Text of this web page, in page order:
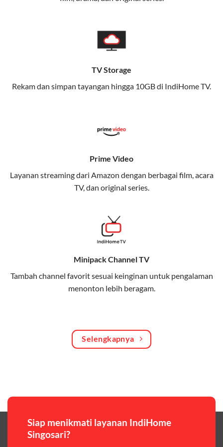
memungkinkan Anda menikmati internet cepat baik
Dengan Telkomsel One, Anda tidak terikat pada satu
teknologi jaringan tertentu, sehingga bisa menikmati
fleksibilitas dan kenyamanan maksimal.
Keunggulan Telkomsel One
streaming, gaming, dan bekerja dari rumah.
Memudahkan Anda dalam mengelola jaringan dan
meningkatkan keamanan.
Bagikan kuota internet hingga 30 GB dengan anggota
keluarga atau teman secara praktis.
One Bill System
Tagihan internet rumah dan kuota keluarga digabung
dalam satu pembayaran.
Hemat biaya dengan paket internet berkualitas tinggi
premium,berikut ulasan singkatnya:
Paket Easy
TV Storage
Rekam dan simpan tayangan hingga 10GB di IndiHome TV.
Prime Video
Layanan streaming dari Amazon dengan berbagai film, acara
TV, dan original series.
Minipack Channel TV
Tambah channel favorit sesuai keinginan untuk pengalaman
menonton lebih beragam.
Selengkapnya
Siap menikmati layanan IndiHome
Singosari?